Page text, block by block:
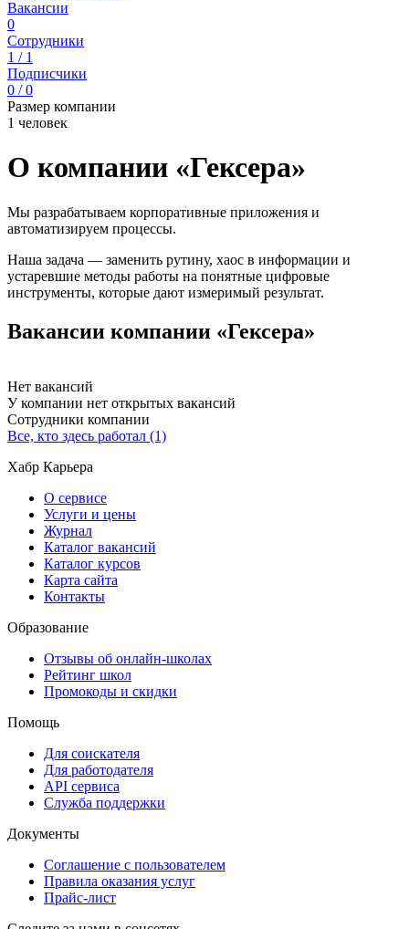
Вакансии
0
Сотрудники
1 / 1
Подписчики
0 / 0
Размер компании
1 человек
О компании «Гексера»
Мы разрабатываем корпоративные приложения и
автоматизируем процессы.
Наша задача — заменить рутину, хаос в информации и
устаревшие методы работы на понятные цифровые
инструменты, которые дают измеримый результат.
Вакансии компании «Гексера»
Нет вакансий
У компании нет открытых вакансий
Сотрудники компании
Все, кто здесь работал (1)
Хабр Карьера
О сервисе
Услуги и цены
Журнал
Каталог вакансий
Каталог курсов
Карта сайта
Контакты
Образование
Отзывы об онлайн-школах
Рейтинг школ
Промокоды и скидки
Помощь
Для соискателя
Для работодателя
API сервиса
Служба поддержки
Документы
Соглашение с пользователем
Правила оказания услуг
Прайс-лист